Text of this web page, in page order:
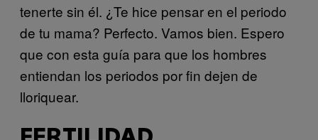
tenerte sin él. ¿Te hice pensar en el periodo
de tu mama? Perfecto. Vamos bien. Espero
que con esta guía para que los hombres
entiendan los periodos por fin dejen de
lloriquear.